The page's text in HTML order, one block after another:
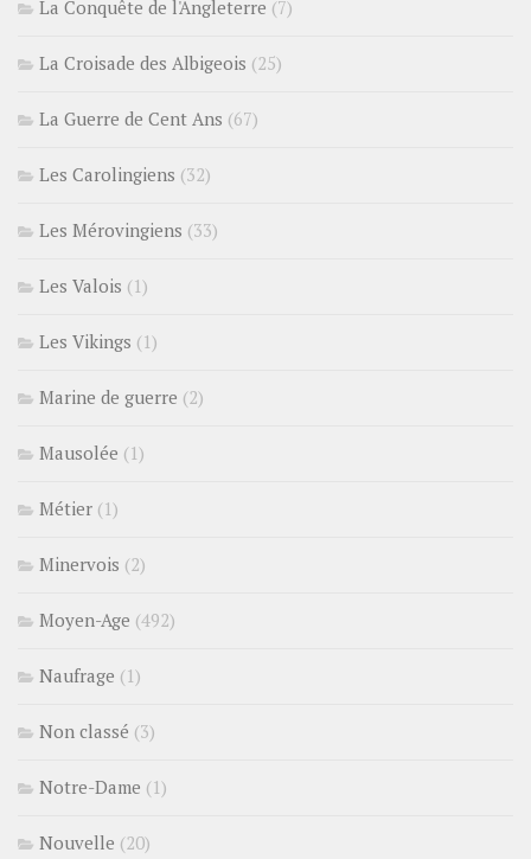
La Conquête de l'Angleterre (7)
La Croisade des Albigeois (25)
La Guerre de Cent Ans (67)
Les Carolingiens (32)
Les Mérovingiens (33)
Les Valois (1)
Les Vikings (1)
Marine de guerre (2)
Mausolée (1)
Métier (1)
Minervois (2)
Moyen-Age (492)
Naufrage (1)
Non classé (3)
Notre-Dame (1)
Nouvelle (20)